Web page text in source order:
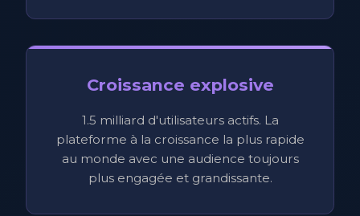
Croissance explosive
1.5 milliard d'utilisateurs actifs. La
plateforme à la croissance la plus rapide
au monde avec une audience toujours
plus engagée et grandissante.